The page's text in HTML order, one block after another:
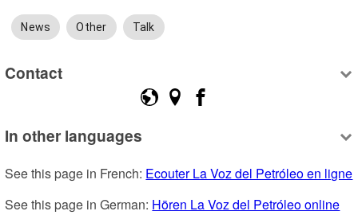
News Other Talk
Contact
In other languages
See this page in French: Ecouter La Voz del Petróleo en ligne
See this page in German: Hören La Voz del Petróleo online